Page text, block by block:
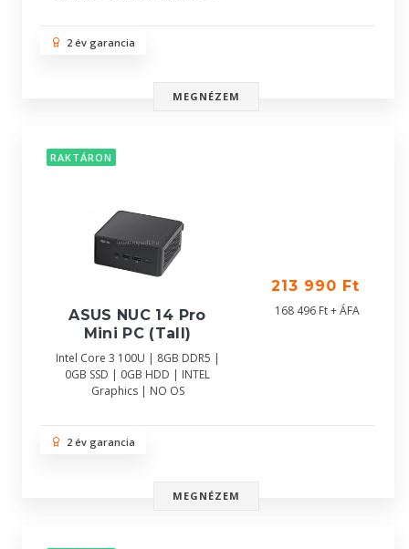
2 év garancia
MEGNÉZEM
RAKTÁRON
ASUS NUC 14 Pro
Mini PC (Tall)
Intel Core 3 100U | 8GB DDR5 |
0GB SSD | 0GB HDD | INTEL
Graphics | NO OS
213 990 Ft
168 496 Ft + ÁFA
2 év garancia
MEGNÉZEM